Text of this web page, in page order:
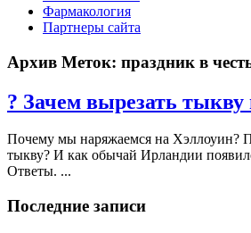
Фармакология
Партнеры сайта
Архив Меток: праздник в
? Зачем вырезать тыкву
Почему мы наряжаемся на Хэллоуин?
тыкву? И как обычай Ирландии
Ответы. ...
Последние записи